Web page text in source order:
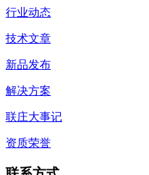
行业动态
技术文章
新品发布
解决方案
联庄大事记
资质荣誉